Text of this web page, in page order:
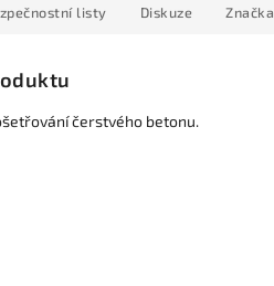
listy Diskuze Značka
čerstvého betonu.